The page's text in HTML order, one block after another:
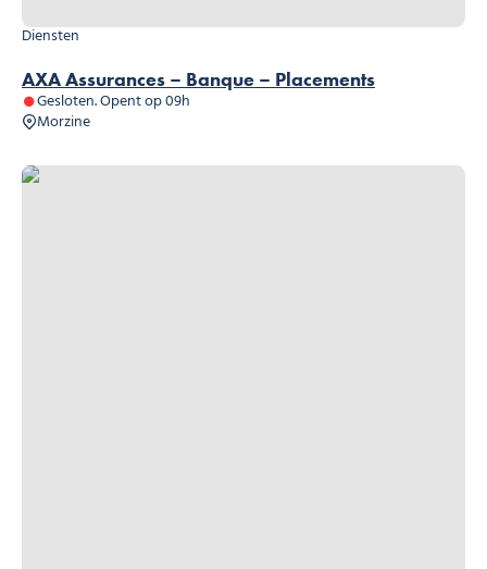
AXA Assurances – Banque – Placements
Diensten
Gesloten. Opent op 09h
Morzine
CIC Lyonnaise de Banque Morzine